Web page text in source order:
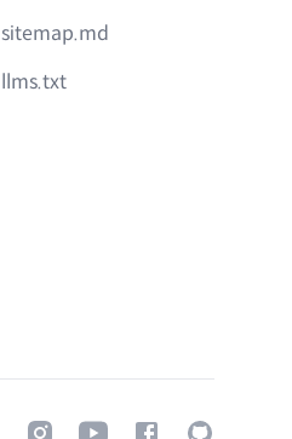
sitemap.md
llms.txt
InstagramYoutubeFacebookGitHub